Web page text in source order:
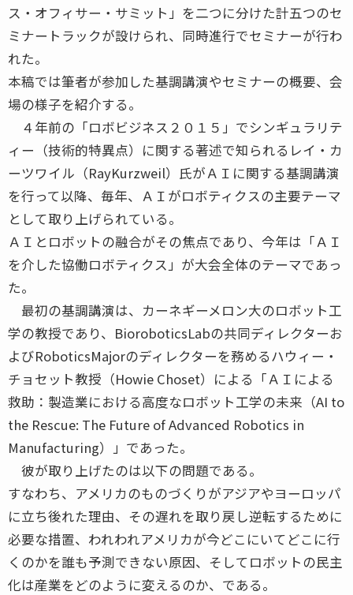
ス・オフィサー・サミット」を二つに分けた計五つのセ
ミナートラックが設けられ、同時進行でセミナーが行わ
れた。
本稿では筆者が参加した基調講演やセミナーの概要、会
場の様子を紹介する。
４年前の「ロボビジネス２０１５」でシンギュラリテ
ィー（技術的特異点）に関する著述で知られるレイ・カ
ーツワイル（RayKurzweil）氏がＡＩに関する基調講演
を行って以降、毎年、ＡＩがロボティクスの主要テーマ
として取り上げられている。
ＡＩとロボットの融合がその焦点であり、今年は「ＡＩ
を介した協働ロボティクス」が大会全体のテーマであっ
た。
最初の基調講演は、カーネギーメロン大のロボット工
学の教授であり、BioroboticsLabの共同ディレクターお
よびRoboticsMajorのディレクターを務めるハウィー・
チョセット教授（Howie Choset）による「ＡＩによる
救助：製造業における高度なロボット工学の未来（AI to
the Rescue: The Future of Advanced Robotics in
Manufacturing）」であった。
彼が取り上げたのは以下の問題である。
すなわち、アメリカのものづくりがアジアやヨーロッパ
に立ち後れた理由、その遅れを取り戻し逆転するために
必要な措置、われわれアメリカが今どこにいてどこに行
くのかを誰も予測できない原因、そしてロボットの民主
化は産業をどのように変えるのか、である。